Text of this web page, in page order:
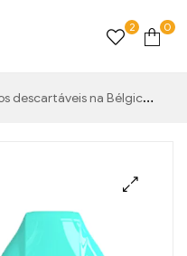
2 0
descartáveis ​​na Bélgica